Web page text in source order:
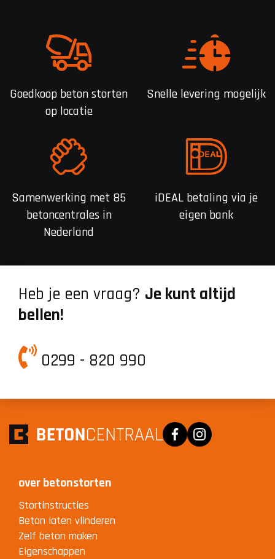
Goedkoop beton storten
op locatie
Snelle levering mogelijk
Samenwerking met 85
betoncentrales in
Nederland
iDEAL betaling via je
eigen bank
Heb je een vraag? Je kunt altijd
bellen!
0299 - 820 990
FacebookInstagram
over betonstorten
Stortinstructies
Beton laten vlinderen
Zelf beton maken
Eigenschappen